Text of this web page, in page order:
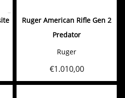
Ruger American Rifle Gen 2
Predator
Ruger
€1.010,00